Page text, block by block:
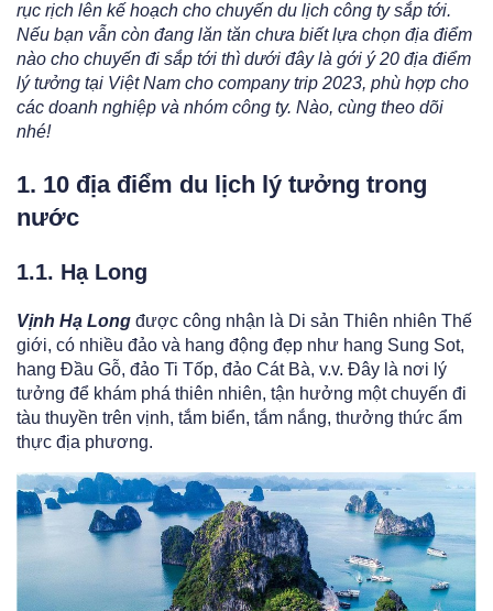
rục rịch lên kế hoạch cho chuyến du lịch công ty sắp tới.
Nếu bạn vẫn còn đang lăn tăn chưa biết lựa chọn địa điểm
nào cho chuyến đi sắp tới thì dưới đây là gới ý 20 địa điểm
lý tưởng tại Việt Nam cho company trip 2023, phù hợp cho
các doanh nghiệp và nhóm công ty. Nào, cùng theo dõi
nhé!
1. 10 địa điểm du lịch lý tưởng trong
nước
1.1. Hạ Long
Vịnh Hạ Long được công nhận là Di sản Thiên nhiên Thế
giới, có nhiều đảo và hang động đẹp như hang Sung Sot,
hang Đầu Gỗ, đảo Ti Tốp, đảo Cát Bà, v.v. Đây là nơi lý
tưởng để khám phá thiên nhiên, tận hưởng một chuyến đi
tàu thuyền trên vịnh, tắm biển, tắm nắng, thưởng thức ẩm
thực địa phương.